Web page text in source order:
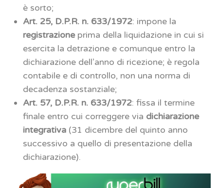
è sorto;
Art. 25, D.P.R. n. 633/1972: impone la
registrazioneprima della liquidazione in cui si
esercita la detrazione e comunque entro la
dichiarazione dell’anno di ricezione; è regola
contabile e di controllo, non una norma di
decadenza sostanziale;
Art. 57, D.P.R. n. 633/1972: fissa il termine
finale entro cui correggere via dichiarazione
integrativa (31 dicembre del quinto anno
successivo a quello di presentazione della
dichiarazione).